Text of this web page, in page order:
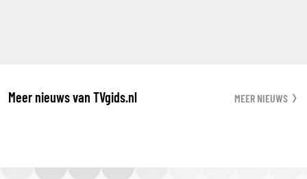
Meer nieuws van TVgids.nl MEER NIEUWS